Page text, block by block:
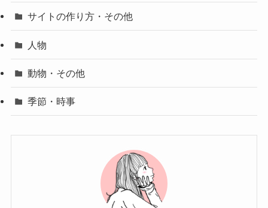
サイトの作り方・その他
人物
動物・その他
季節・時事